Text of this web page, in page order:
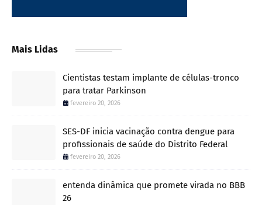
Mais Lidas
Cientistas testam implante de células-tronco
para tratar Parkinson
fevereiro 20, 2026
SES-DF inicia vacinação contra dengue para
profissionais de saúde do Distrito Federal
fevereiro 20, 2026
entenda dinâmica que promete virada no BBB
26